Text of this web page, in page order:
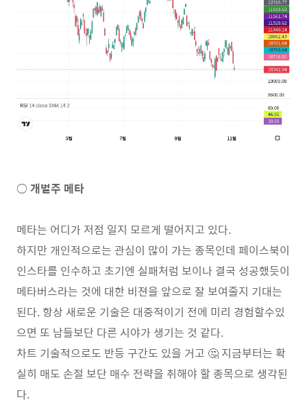
○ 개별주 메타
메타는 어디가 저점 일지 모르게 떨어지고 있다.
하지만 개인적으로는 관심이 많이 가는 종목인데 페이스북이
인스타를 인수하고 초기엔 실패처럼 보이나 결국 성공했듯이
메타버스라는 것에 대한 비젼을 앞으로 잘 보여줄지 기대는
된다. 항상 새로운 기술은 대중적이기 전에 미리 경험할수있
으면 또 남들보단 다른 시야가 생기는 것 같다.
차트 기술적으로도 반등 구간도 있을 거고 🤔 지금부터는 확
실히 매도 손절 보단 매수 전략을 취해야 할 종목으로 생각된
다.